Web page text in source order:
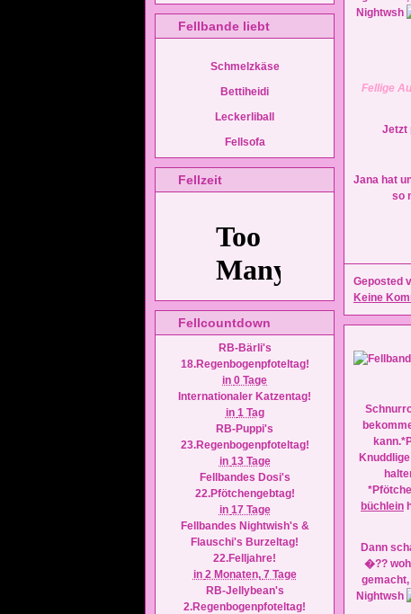
Fellbande liebt
Schmelzkäse
Bettiheidi
Leckerliball
Fellsofa
Fellzeit
Fellcountdown
RB-Bärli's
18.Regenbogenpfoteltag!
in 0 Tage
Internationaler Katzentag!
in 1 Tag
RB-Puppi's
23.Regenbogenpfoteltag!
in 13 Tage
Fellbandes Dosi's
22.Pfötchengebtag!
in 17 Tage
Fellbandes Nightwish's &
Flauschi's Burzeltag!
22.Felljahre!
in 2 Monaten, 7 Tage
RB-Jellybean's
2.Regenbogenpfoteltag!
Nightwsh
Fellige
Jetzt
Jana hat
so
Geposted
Keine
büchlein
Dann
�??
Nightwsh